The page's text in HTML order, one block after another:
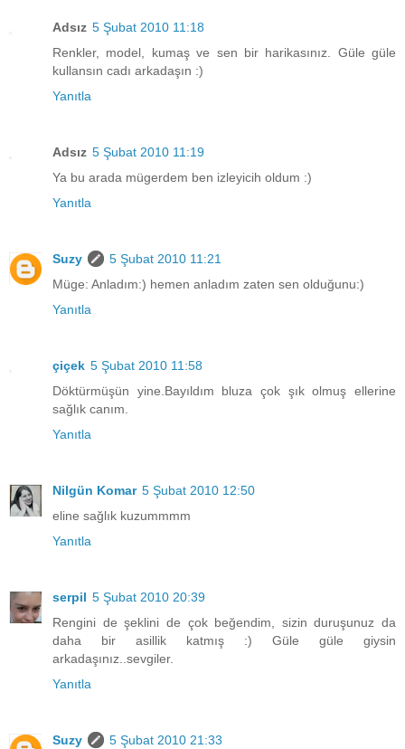
Adsız 5 Şubat 2010 11:18
Renkler, model, kumaş ve sen bir harikasınız. Güle güle
kullansın cadı arkadaşın :)
Yanıtla
Adsız 5 Şubat 2010 11:19
Ya bu arada mügerdem ben izleyicih oldum :)
Yanıtla
Suzy
5 Şubat 2010 11:21
Müge: Anladım:) hemen anladım zaten sen olduğunu:)
Yanıtla
çiçek 5 Şubat 2010 11:58
Döktürmüşün yine.Bayıldım bluza çok şık olmuş ellerine
sağlık canım.
Yanıtla
Nilgün Komar 5 Şubat 2010 12:50
eline sağlık kuzummmm
Yanıtla
serpil 5 Şubat 2010 20:39
Rengini de şeklini de çok beğendim, sizin duruşunuz da
daha bir asillik katmış :) Güle güle giysin
arkadaşınız..sevgiler.
Yanıtla
Suzy
5 Şubat 2010 21:33